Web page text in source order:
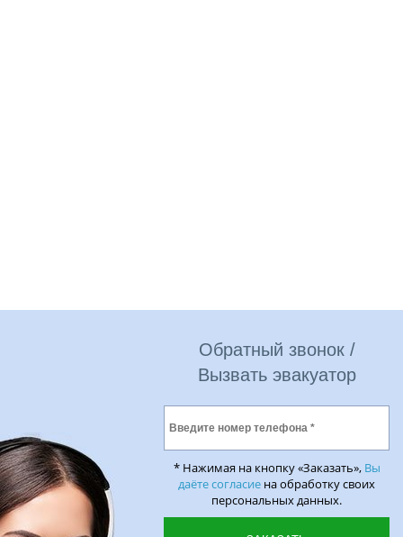
Обратный звонок /
Вызвать эвакуатор
* Нажимая на кнопку «Заказать», Вы
даёте согласие на обработку своих
персональных данных.